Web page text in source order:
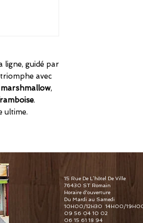
ligne, guidé par
avec
marshmallow,
.
ultime.
15 Rue De L’hôtel De Ville
76430 ST Romain
Horaire d'ouverture
Du Mardi au Samedi
10H00/12H30 14H00/
09 56 04 10 02
06 15 61 18 94